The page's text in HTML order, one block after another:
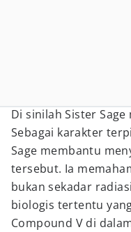
Di sinilah Sister
Sebagai karakter
Sage membantu
tersebut. Ia
bukan sekadar
biologis tertentu
Compound V di